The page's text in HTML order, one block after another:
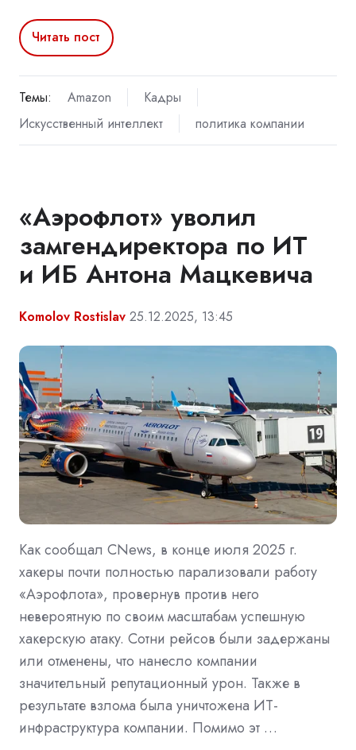
Читать пост
Темы: Amazon
Кадры
Искусственный интеллект
политика компании
«Аэрофлот» уволил
замгендиректора по ИТ
и ИБ Антона Мацкевича
Komolov Rostislav 25.12.2025, 13:45
Как сообщал CNews, в конце июля 2025 г.
хакеры почти полностью парализовали работу
«Аэрофлота», провернув против него
невероятную по своим масштабам успешную
хакерскую атаку. Сотни рейсов были задержаны
или отменены, что нанесло компании
значительный репутационный урон. Также в
результате взлома была уничтожена ИТ-
инфраструктура компании. Помимо эт …